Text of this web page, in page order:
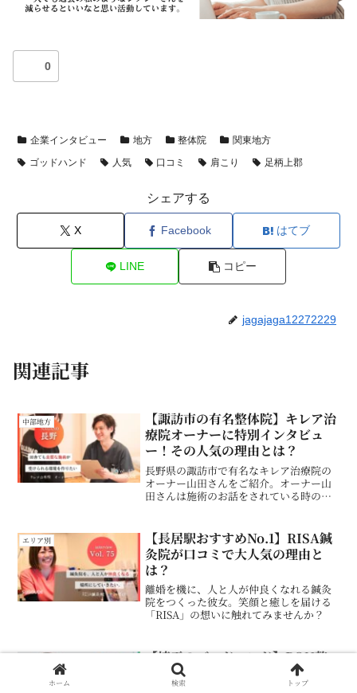
0
企業インタビュー 地方 整体院
関東地方
ゴッドハンド
人気 口コミ 肩こり 足柄上郡
シェアする
X Facebook はてブ
LINE コピー
jagajaga12272229
関連記事
中部地方
【諏訪市の有名整体院】キレア治
療院オーナーに特別インタビュ
ー！その人気の理由とは？
長野県の諏訪市で有名なキレア治療院の
オーナー山田さんをご紹介。オーナー山
田さんは施術のお話をされている時の情
ァンになりました。
エリア別
【長居駅おすすめNo.1】RISA鍼
灸院が口コミで大人気の理由と
は？
離婚を機に、人と人が仲良くなれる鍼灸
院をつくった彼女。笑顔と癒しを届ける
「RISA」の想いに触れてみませんか？
【埼玉のゴッドハンド】PON整
体院オーナーに特別取材！依頼す
る人が続出する出張整体とは？
ホーム 検索 トップ